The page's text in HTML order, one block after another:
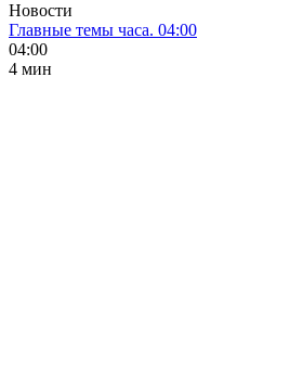
Новости
Главные темы часа. 04:00
04:00
4 мин